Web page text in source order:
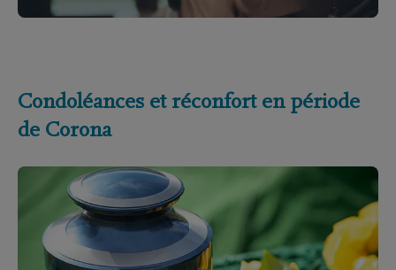
Condoléances et réconfort en période
de Corona